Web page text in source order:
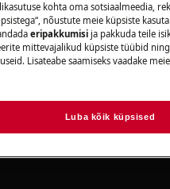
Leia oma toote
Lahenda
Leia
kohta oma sotsiaalmeedia,
nõustute meie küpsiste
eripakkumisi ja pakkuda teile
mittevajalikud küpsiste tüübid
Lisateabe saamiseks vaadake meie
Luba kõik küpsised